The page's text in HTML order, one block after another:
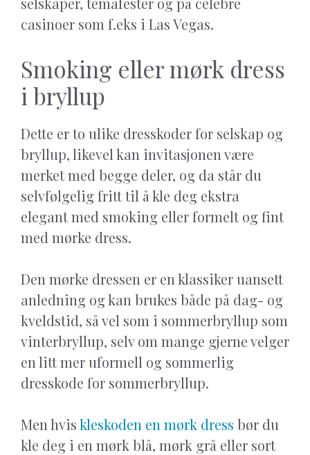
casinoer som f.eks i Las Vegas.
Smoking eller mørk dress
i bryllup
Dette er to ulike dresskoder for selskap og
bryllup, likevel kan invitasjonen være
merket med begge deler, og da står du
selvfølgelig fritt til å kle deg ekstra
elegant med smoking eller formelt og fint
med mørke dress.
Den mørke dressen er en klassiker uansett
anledning og kan brukes både på dag- og
kveldstid, så vel som i sommerbryllup som
vinterbryllup, selv om mange gjerne velger
en litt mer uformell og sommerlig
dresskode for sommerbryllup.
Men hviskleskoden en mørk dress bør du
kle deg i en mørk blå, mørk grå eller sort